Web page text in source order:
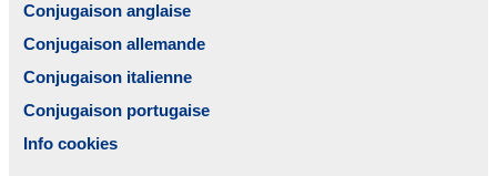
Conjugaison anglaise
Conjugaison allemande
Conjugaison italienne
Conjugaison portugaise
Info cookies